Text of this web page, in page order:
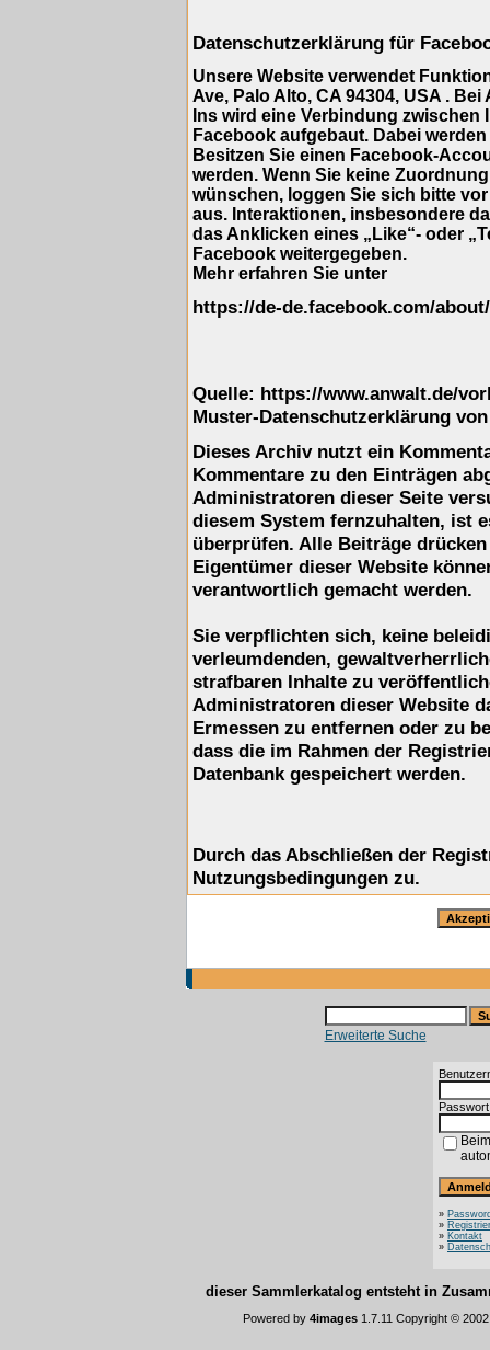
Datenschutzerklärung für
Unsere Website verwendet
Ave, Palo Alto, CA 94304, USA .
Ins wird eine Verbindung
Facebook aufgebaut. Dabei
Besitzen Sie einen Facebook-
werden. Wenn Sie keine
wünschen, loggen Sie sich bitte
aus. Interaktionen, insbesondere
das Anklicken eines „Like“- oder
Facebook weitergegeben.
Mehr erfahren Sie unter
https://de-de.facebook.com/
Quelle: https://www.anwalt.de/
Muster-Datenschutzerklärung
Dieses Archiv nutzt ein
Kommentare zu den Einträgen
Administratoren dieser Seite
diesem System fernzuhalten, ist
überprüfen. Alle Beiträge
Eigentümer dieser Website
verantwortlich gemacht werden.
Sie verpflichten sich, keine
verleumdenden,
strafbaren Inhalte zu
Administratoren dieser Website
Ermessen zu entfernen oder zu
dass die im Rahmen der
Datenbank gespeichert werden.
Durch das Abschließen der
Nutzungsbedingungen zu.
Erweiterte Suche
»
»
» Kontakt
»
dieser Sammlerkatalog entsteht in
Powered by 4images 1.7.11 Copyright ©